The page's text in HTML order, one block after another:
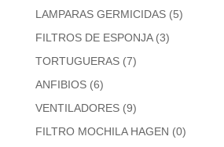
LAMPARAS GERMICIDAS (5)
FILTROS DE ESPONJA (3)
TORTUGUERAS (7)
ANFIBIOS (6)
VENTILADORES (9)
FILTRO MOCHILA HAGEN (0)